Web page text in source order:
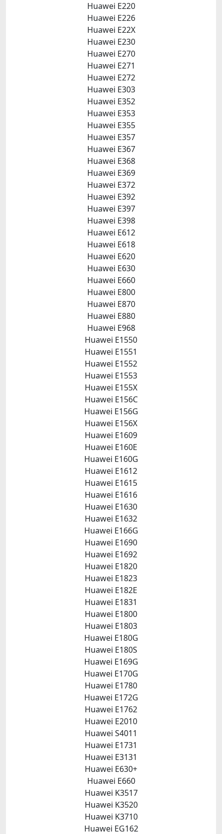
Huawei E220
Huawei E226
Huawei E22X
Huawei E230
Huawei E270
Huawei E271
Huawei E272
Huawei E303
Huawei E352
Huawei E353
Huawei E355
Huawei E357
Huawei E367
Huawei E368
Huawei E369
Huawei E372
Huawei E392
Huawei E397
Huawei E398
Huawei E612
Huawei E618
Huawei E620
Huawei E630
Huawei E660
Huawei E800
Huawei E870
Huawei E880
Huawei E968
Huawei E1550
Huawei E1551
Huawei E1552
Huawei E1553
Huawei E155X
Huawei E156C
Huawei E156G
Huawei E156X
Huawei E1609
Huawei E160E
Huawei E160G
Huawei E1612
Huawei E1615
Huawei E1616
Huawei E1630
Huawei E1632
Huawei E166G
Huawei E1690
Huawei E1692
Huawei E1820
Huawei E1823
Huawei E182E
Huawei E1831
Huawei E1800
Huawei E1803
Huawei E180G
Huawei E180S
Huawei E169G
Huawei E170G
Huawei E1780
Huawei E172G
Huawei E1762
Huawei E2010
Huawei S4011
Huawei E1731
Huawei E3131
Huawei E630+
Huawei E660
Huawei K3517
Huawei K3520
Huawei K3710
Huawei EG162